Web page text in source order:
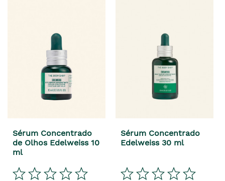
Sérum Concentrado
de Olhos Edelweiss 10
ml
Sérum Concentrado
Edelweiss 30 ml